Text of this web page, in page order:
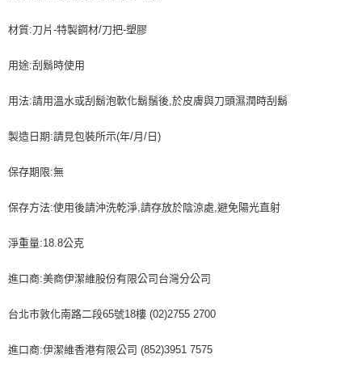
材質:刀片-特製鋼材/刀把-塑膠
用途:刮鬍時使用
用法:請用溫水或刮鬍泡軟化鬍鬚後,於皮膚與刀頭濕潤時刮鬍
製造日期:請見包裝所示(年/月/日)
保存期限:無
保存方法:使用後請沖洗乾淨,請存放於陰涼處,避免陽光直射
淨重量:18.8公克
進口商:美商伊潔維股份有限公司台灣分公司
台北市敦化南路二段65號18樓 (02)2755 2700
進口商:伊潔維香港有限公司 (852)3951 7575